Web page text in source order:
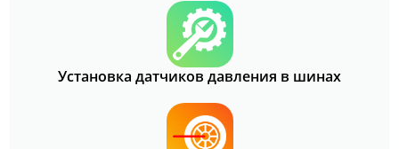
Установка датчиков давления в шинах